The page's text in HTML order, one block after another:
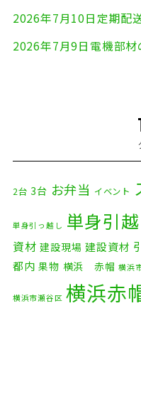
2台 3台 お弁当 イベント
単身引っ越し 単身引越
資材 建設現場 建設資材
都内 果物 横浜 赤帽 横浜
横浜市瀬谷区 横浜赤